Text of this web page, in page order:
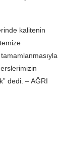
kalitenin
dedi. – AĞRI